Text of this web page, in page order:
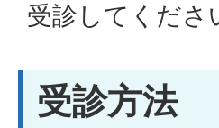
受診してくださ
受診方法